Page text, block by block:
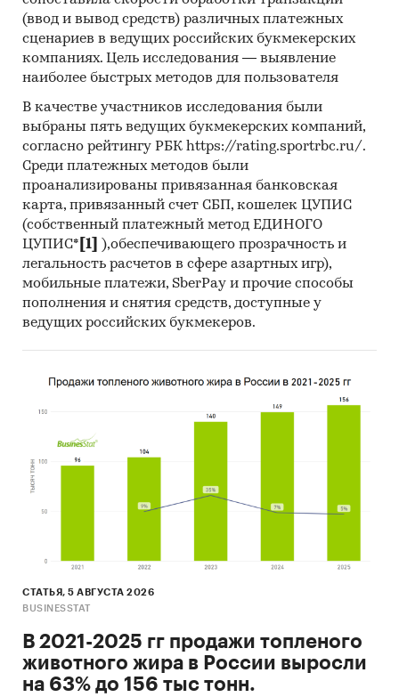
Печатные и электронные деловые и
специализированные издания,
аналитические обзоры.
Ресурсы сети Интернет в России и мире.
Экспертные опросы.
Материалы участников отечественного и
мирового рынков.
Результаты исследований маркетинговых и
консалтинговых агентств.
Материалы отраслевых учреждений и базы
данных.
Материалы и базы данных статистики ООН
(United Nations Statistics Division:
Commodity Trade Statistics, Industrial
Organization и др.).
Материалы Международного Валютного
Фонда (International Monetary Fund).
Материалы ВТО (World Trade Organization).
Материалы International Trade Centre.
Материалы Index Mundi.
Результаты исследований DISCOVERY
Research Group.
(ввод и вывод средств) различных платежных
сценариев в ведущих российских букмекерских
компаниях. Цель исследования — выявление
наиболее быстрых методов для пользователя
В качестве участников исследования были
выбраны пять ведущих букмекерских компаний,
согласно рейтингу РБК https://rating.sportrbc.ru/.
Среди платежных методов были
проанализированы привязанная банковская
карта, привязанный счет СБП, кошелек ЦУПИС
(собственный платежный метод ЕДИНОГО
ЦУПИС* [1]
),обеспечивающего прозрачность и
легальность расчетов в сфере азартных игр),
мобильные платежи, SberPay и прочие способы
пополнения и снятия средств, доступные у
ведущих российских букмекеров.
СТАТЬЯ, 5 АВГУСТА 2026
BUSINESSTAT
В 2021-2025 гг продажи топленого
животного жира в России выросли
на 63% до 156 тыс тонн.